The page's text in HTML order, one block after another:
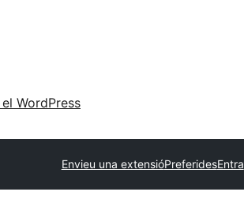
WordPress
Envieu una extensióPreferidesEntra